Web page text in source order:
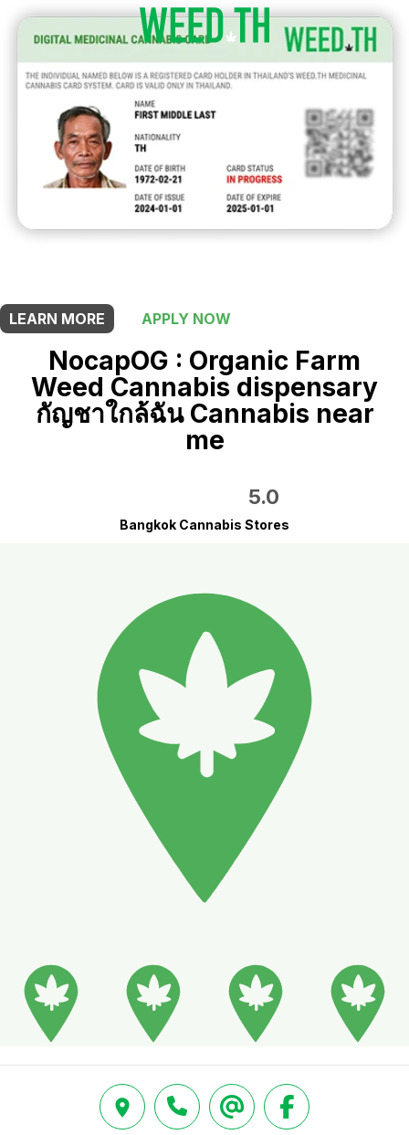
LEARN MORE
APPLY NOW
NocapOG : Organic Farm
Weed Cannabis dispensary
กัญชาใกล้ฉัน Cannabis near
me
5.0
Bangkok Cannabis Stores